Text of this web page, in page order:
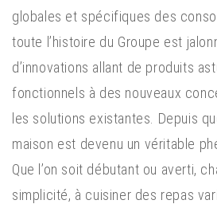
globales et spécifiques des
toute l’histoire du Groupe est
d’innovations allant de produits
fonctionnels à des nouveaux
les solutions existantes. Depuis
maison est devenu un véritable
Que l’on soit débutant ou averti,
simplicité, à cuisiner des repas